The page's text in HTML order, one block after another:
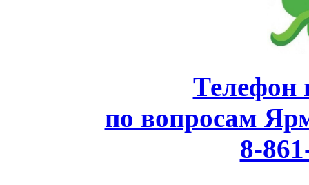
Телефон
по вопросам
8-